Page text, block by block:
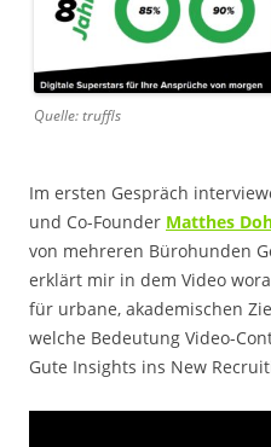
Quelle: truffls
Im ersten Gespräch
und Co-Founder Matthes
von mehreren Bürohunden
erklärt mir in dem Video
für urbane, akademischen
welche Bedeutung Video-
Gute Insights ins New